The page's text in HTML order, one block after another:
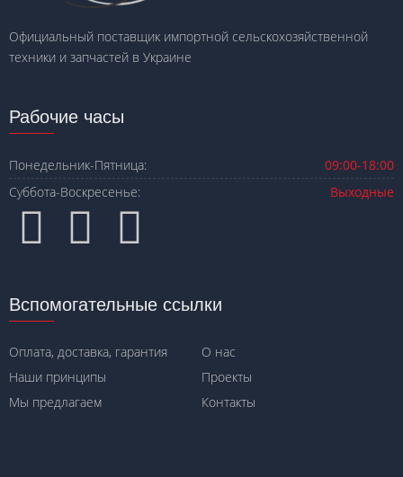
Официальный поставщик импортной сельскохозяйственной
техники и запчастей в Украине
Рабочие часы
Понедельник-Пятница:
09:00-18:00
Суббота-Воскресенье:
Выходные
Вспомогательные ссылки
Оплата, доставка, гарантия
О нас
Наши принципы
Проекты
Мы предлагаем
Контакты